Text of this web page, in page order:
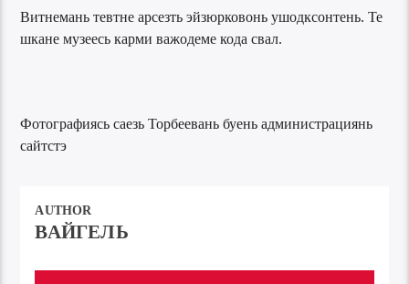
Витнемань тевтне арсезть эйзюрковонь ушодксонтень. Те
шкане музеесь карми важодеме кода свал.
Фотографиясь саезь Торбеевань буень администрациянь
сайтстэ
AUTHOR
ВАЙГЕЛЬ